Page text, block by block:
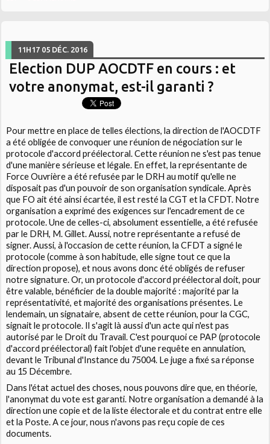
11H17 05 DÉC. 2016
Election DUP AOCDTF en cours : et
votre anonymat, est-il garanti ?
Pour mettre en place de telles élections, la direction de l'AOCDTF
a été obligée de convoquer une réunion de négociation sur le
protocole d'accord préélectoral. Cette réunion ne s'est pas tenue
d'une manière sérieuse et légale. En effet, la représentante de
Force Ouvrière a été refusée par le DRH au motif qu'elle ne
disposait pas d'un pouvoir de son organisation syndicale. Après
que FO ait été ainsi écartée, il est resté la CGT et la CFDT. Notre
organisation a exprimé des exigences sur l'encadrement de ce
protocole. Une de celles-ci, absolument essentielle, a été refusée
par le DRH, M. Gillet. Aussi, notre représentante a refusé de
signer. Aussi, à l'occasion de cette réunion, la CFDT a signé le
protocole (comme à son habitude, elle signe tout ce que la
direction propose), et nous avons donc été obligés de refuser
notre signature. Or, un protocole d'accord préélectoral doit, pour
être valable, bénéficier de la double majorité : majorité par la
représentativité, et majorité des organisations présentes. Le
lendemain, un signataire, absent de cette réunion, pour la CGC,
signait le protocole. Il s'agit là aussi d'un acte qui n'est pas
autorisé par le Droit du Travail. C'est pourquoi ce PAP (protocole
d'accord préélectoral) fait l'objet d'une requête en annulation,
devant le Tribunal d'Instance du 75004. Le juge a fixé sa réponse
au 15 Décembre.
Dans l'état actuel des choses, nous pouvons dire que, en théorie,
l'anonymat du vote est garanti. Notre organisation a demandé à la
direction une copie et de la liste électorale et du contrat entre elle
et la Poste. A ce jour, nous n'avons pas reçu copie de ces
documents.